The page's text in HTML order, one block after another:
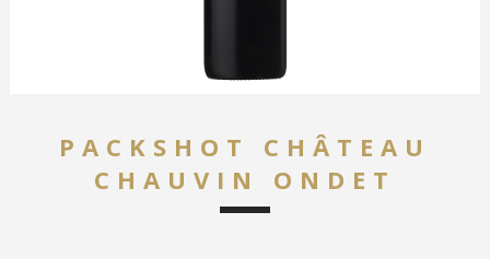
PACKSHOT CHÂTEAU
CHAUVIN ONDET